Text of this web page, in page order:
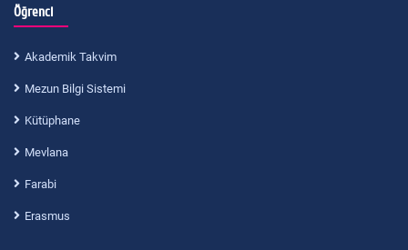
Öğrenci
Akademik Takvim
Mezun Bilgi Sistemi
Kütüphane
Mevlana
Farabi
Erasmus